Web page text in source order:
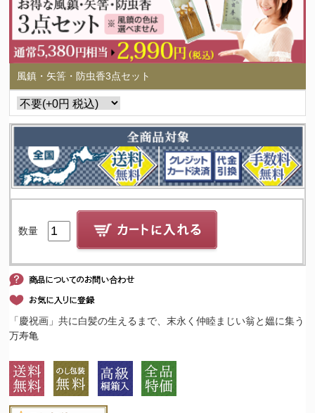
風鎮・矢筈・防虫香3点セット
数量
「慶祝画」共に白髪の生えるまで、末永く仲睦まじい翁と媼に集う
万寿亀